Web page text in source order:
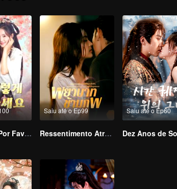
Sua Alteza, Por Favor Não Faça Isso (Versão Coreana)
Saiu até o Ep99
Ressentimento Através dos Mundos
Saiu até o Ep60